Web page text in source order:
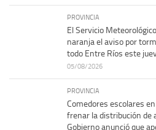
PROVINCIA
El Servicio
naranja el aviso por
todo Entre Ríos este
05/08/2026
PROVINCIA
Comedores escolares
frenar la distribución de
Gobierno anunció que